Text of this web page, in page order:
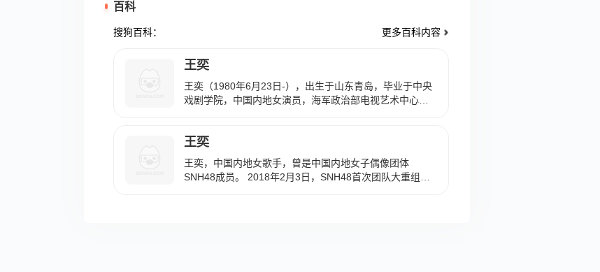
百科
搜狗百科： 更多百科内容
王奕
王奕（1980年6月23日-），出生于山东青岛，毕业于中央
戏剧学院，中国内地女演员，海军政治部电视艺术中心演
演的电视剧《刘老根II》播出。2008年7月1日，主演的电
视剧《天啸》播出。2013年5月9日，参演的电视剧《射天
狼》播出。2016年10月13日，参演的电视剧《千里雷声万
里闪》播出。2020年11月20日，参演的电视剧《情深缘
王奕
王奕，中国内地女歌手，曾是中国内地女子偶像团体
SNH48成员。 2018年2月3日，SNH48首次团队大重组结